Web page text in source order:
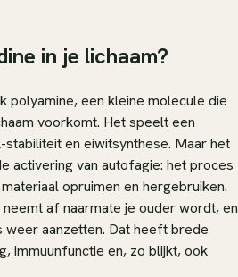
in je lichaam?
polyamine, een kleine molecule die
voorkomt. Het speelt een
en eiwitsynthese. Maar het
activering van autofagie: het proces
opruimen en hergebruiken.
af naarmate je ouder wordt, en
weer aanzetten. Dat heeft brede
immuunfunctie en, zo blijkt, ook